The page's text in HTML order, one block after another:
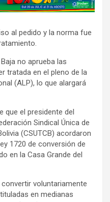
al pedido y la norma fue
no aprueba las
tratada en el pleno de la
(ALP), lo que alargará
que el presidente del
Sindical Única de
(CSUTCB) acordaron
1720 de conversión de
en la Casa Grande del
voluntariamente
en medianas